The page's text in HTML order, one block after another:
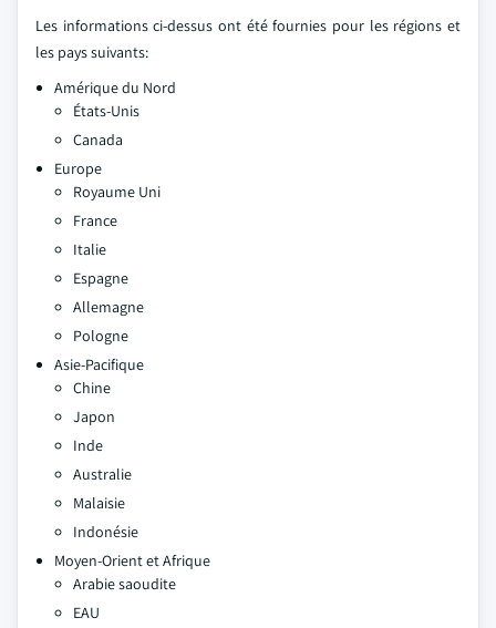
Les informations ci-dessus ont été fournies pour les régions et
les pays suivants:
Amérique du Nord
États-Unis
Canada
Europe
Royaume Uni
France
Italie
Espagne
Allemagne
Pologne
Asie-Pacifique
Chine
Japon
Inde
Australie
Malaisie
Indonésie
Moyen-Orient et Afrique
Arabie saoudite
EAU